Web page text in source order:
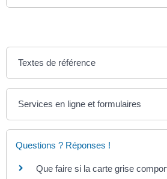
Textes de référence
Services en ligne et formulaires
Questions ? Réponses !
Que faire si la carte grise